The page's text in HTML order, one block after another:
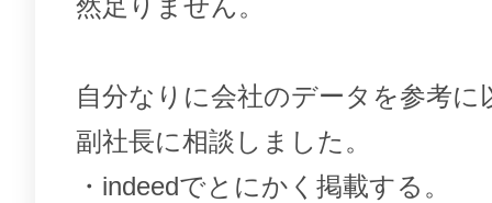
然足りません。
自分なりに会社のデータを参考に
副社長に相談しました。
・indeedでとにかく掲載する。